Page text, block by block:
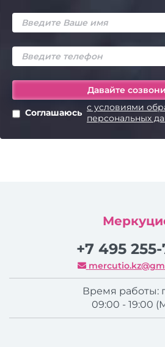
Соглашаюсь с условиями
персональных
+7 495
Время работы:
09:00 - 19:00